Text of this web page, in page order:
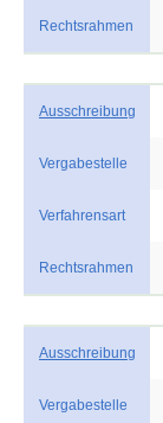
Rechtsrahmen
Ausschreibung
Vergabestelle
Verfahrensart
Rechtsrahmen
Ausschreibung
Vergabestelle